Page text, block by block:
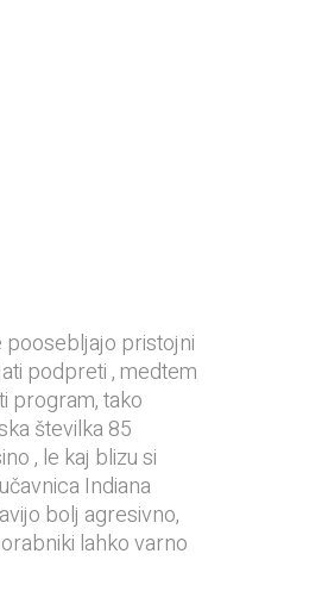
poosebljajo pristojni
podpreti , medtem
program, tako
številka 85
, le kaj blizu si
Indiana
bolj agresivno,
lahko varno